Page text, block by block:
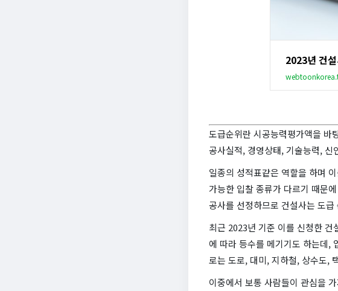
2023년 건
도급순위란 시공능력평가액을 바
공사실적, 경영상태, 기술능력,
일종의 성적표같은 역할을 하며
가능한 입찰 종류가 다르기 때문
공사를 선정하므로 건설사는 도
최근 2023년 기준 이를 신청한
에 따라 등수를 메기기도 하는데,
로는 도로, 대미, 지하철, 상수도,
이중에서 보통 사람들이 관심을